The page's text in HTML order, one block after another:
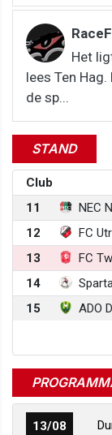
Het
lees Ten
de sp...
STAND
Club
11
NEC
12
FC
13
FC
14
15
ADO
13/08